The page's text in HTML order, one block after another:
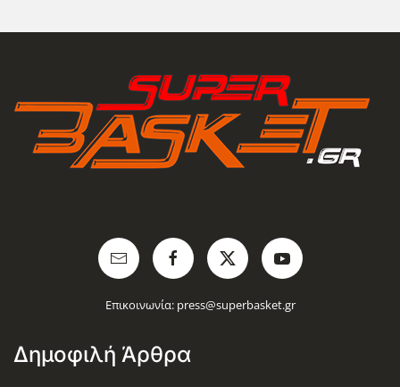
Επικοινωνία: press@superbasket.gr
Δημοφιλή Άρθρα